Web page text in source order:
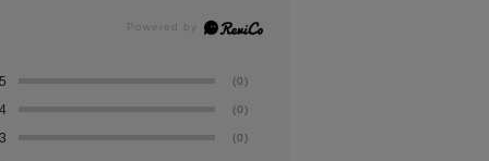
5 (0)
4 (0)
3 (0)